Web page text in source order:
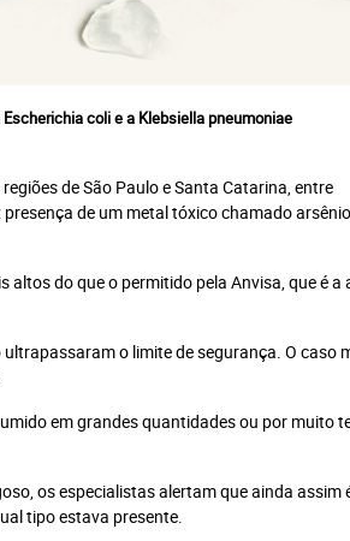
coli e a Klebsiella pneumoniae
de São Paulo e Santa Catarina, entre
de um metal tóxico chamado
do que o permitido pela Anvisa, que é a
o limite de segurança. O caso
em grandes quantidades ou por muito
os especialistas alertam que ainda assim
tipo estava presente.
de acessos
Impresso + Digital
10x R$ 24,00
Planeta Notícia
Faça seu login